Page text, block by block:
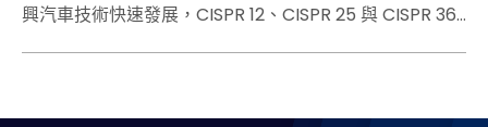
興汽車技術快速發展，CISPR 12、CISPR 25 與 CISPR 36